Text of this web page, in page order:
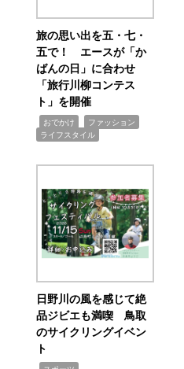
旅の思い出を五・七・
五で！ エースが「か
ばんの日」に合わせ
「旅行川柳コンテス
ト」を開催
おでかけ ファッション
ライフスタイル
日野川の風を感じて絶
品ジビエも満喫 鳥取
のサイクリングイベン
ト